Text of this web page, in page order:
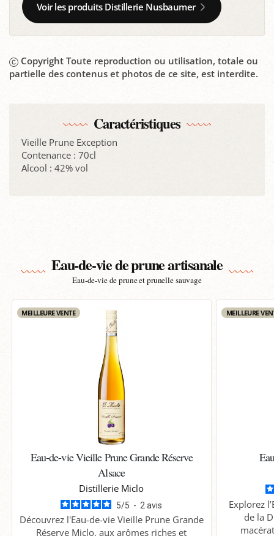
Voir les produits Distillerie Nusbaumer
Copyright Toute reproduction ou utilisation, totale ou
partielle des contenus et photos de ce site, est interdite.
Caractéristiques
Vieille Prune Exception
Contenance : 70cl
Alcool : 42% vol
Eau-de-vie de prune artisanale
Eau-de-vie de prune et prunelle sauvage
MEILLEURE VENTE
Eau-de-vie Vieille Prune Grande Réserve
Alsace
Distillerie Miclo
5/5 - 2avis
Découvrez l'Eau-de-vie Vieille Prune Grande
Réserve Miclo, aux arômes riches et
MEILLEURE
Explorez
de la